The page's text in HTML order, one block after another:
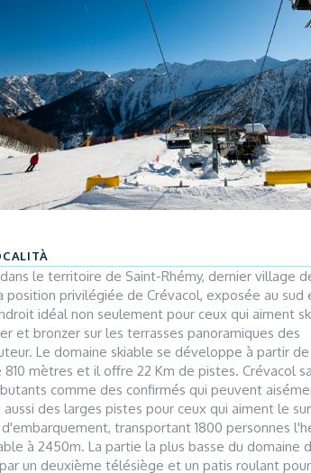
le territoire de Saint-Rhémy, dernier village
position privilégiée de Crévacol, exposée au sud
idéal non seulement pour ceux qui aiment
et bronzer sur les terrasses panoramiques des
Le domaine skiable se développe à partir de
mètres et il offre 22 Km de pistes. Crévacol
comme des confirmés qui peuvent
des larges pistes pour ceux qui aiment le
transportant 1800 personnes
à 2450m. La partie la plus basse du domaine
un deuxième télésiège et un patis roulant